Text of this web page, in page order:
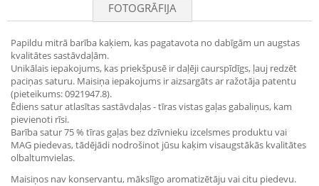
FOTOGRĀFIJA
Papildu mitrā barība kaķiem, kas pagatavota no dabīgām un augstas
kvalitātes sastāvdaļām.
Unikālais iepakojums, kas priekšpusē ir daļēji caurspīdīgs, ļauj redzēt
paciņas saturu. Maisiņa iepakojums ir aizsargāts ar ražotāja patentu
(pieteikums: 0921947.8).
Ēdiens satur atlasītas sastāvdaļas - tīras vistas gaļas gabaliņus, kam
pievienoti rīsi.
Barība satur 75 % tīras gaļas bez dzīvnieku izcelsmes produktu vai
MAG piedevas, tādējādi nodrošinot jūsu kaķim visaugstākās kvalitātes
olbaltumvielas.
Maisiņos nav konservantu, mākslīgo aromatizētāju vai citu piedevu.